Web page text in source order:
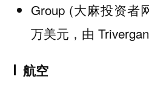
Group (大麻投资者
万美元，由
航空